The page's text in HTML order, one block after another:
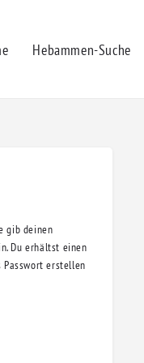
Hebammen-Suche
gib deinen
Du erhältst einen
erstellen